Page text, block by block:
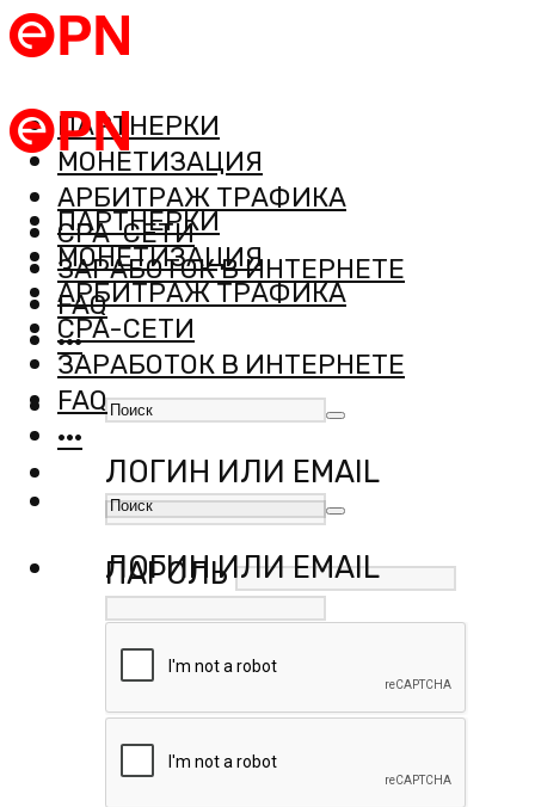
ПАРТНЕРКИ
МОНЕТИЗАЦИЯ
АРБИТРАЖ ТРАФИКА
CPA-СЕТИ
ЗАРАБОТОК В ИНТЕРНЕТЕ
FAQ
···
ЛОГИН ИЛИ EMAIL
ПАРОЛЬ
ЗАПОМНИТЬ
ПАРТНЕРКИ
МОНЕТИЗАЦИЯ
АРБИТРАЖ ТРАФИКА
CPA-СЕТИ
ЗАРАБОТОК В ИНТЕРНЕТЕ
FAQ
···
ЛОГИН ИЛИ EMAIL
ПАРОЛЬ